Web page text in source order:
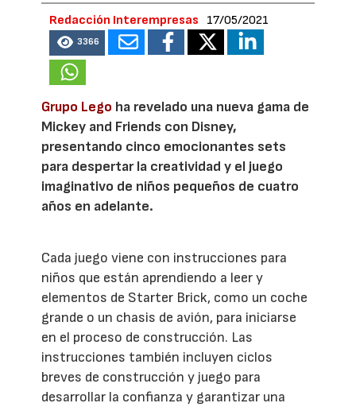
Redacción Interempresas 17/05/2021
3366
Grupo Lego ha revelado una nueva gama de
Mickey and Friends con Disney,
presentando cinco emocionantes sets
para despertar la creatividad y el juego
imaginativo de niños pequeños de cuatro
años en adelante.
Cada juego viene con instrucciones para
niños que están aprendiendo a leer y
elementos de Starter Brick, como un coche
grande o un chasis de avión, para iniciarse
en el proceso de construcción. Las
instrucciones también incluyen ciclos
breves de construcción y juego para
desarrollar la confianza y garantizar una